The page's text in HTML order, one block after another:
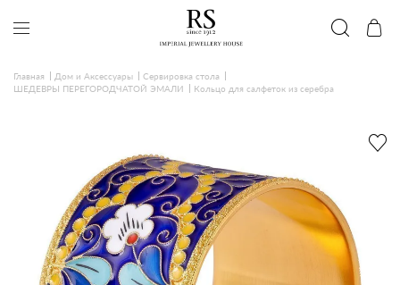
Главная Дом и Аксессуары
Сервировка стола
ШЕДЕВРЫ ПЕРЕГОРОДЧАТОЙ ЭМАЛИ
Кольцо для салфеток из серебра